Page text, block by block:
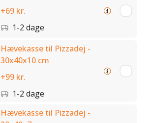
+69 kr.
1-2 dage
Hævekasse til Pizzadej -
30x40x10 cm
+99 kr.
1-2 dage
Hævekasse til Pizzadej -